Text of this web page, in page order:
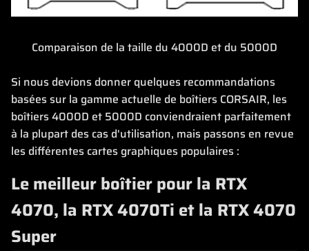
Comparaison de la taille du 4000D et du 5000D
Si nous devions donner quelques recommandations
basées sur la gamme actuelle de boîtiers CORSAIR, les
boîtiers 4000D et 5000D conviendraient parfaitement
à la plupart des cas d'utilisation, mais passons en revue
les différentes cartes graphiques populaires :
Le meilleur boîtier pour la RTX
4070, la RTX 4070Ti et la RTX 4070
Super